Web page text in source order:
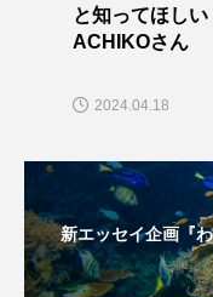
在来生物 地域
宍道湖自然館ゴビウ
寄生虫 対馬
と知ってほし
ACHIKOさん
2024.04.18
新エッセイ企画『